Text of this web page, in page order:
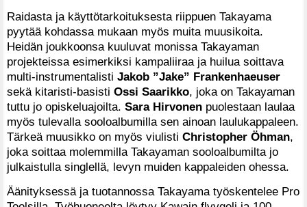
Raidasta ja käyttötarkoituksesta riippuen Takayama
pyytää kohdassa mukaan myös muita muusikoita.
Heidän joukkoonsa kuuluvat monissa Takayaman
projekteissa esimerkiksi kampaliiraa ja huilua soittava
multi-instrumentalisti Jakob ”Jake” Frankenhaeuser
sekä kitaristi-basisti Ossi Saarikko, joka on Takayaman
tuttu jo opiskeluajoilta. Sara Hirvonen puolestaan laulaa
myös tulevalla sooloalbumilla sen ainoan laulukappaleen.
Tärkeä muusikko on myös viulisti Christopher Öhman,
joka soittaa molemmilla Takayaman sooloalbumilta jo
julkaistulla singlellä, levyn muiden kappaleiden ohessa.
Äänityksessä ja tuotannossa Takayama työskentelee Pro